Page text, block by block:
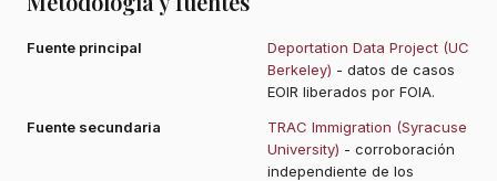
Fuente principal
Deportation Data Project (UC
Berkeley) - datos de casos
EOIR liberados por FOIA.
Fuente secundaria
TRAC Immigration (Syracuse
University) - corroboración
independiente de los